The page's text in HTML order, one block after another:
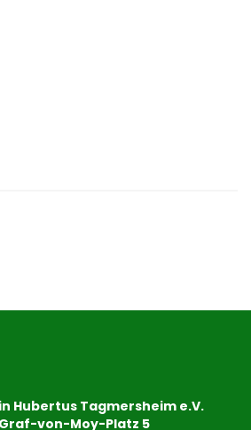
Hubertus Tagmersheim e.V.
von-Moy-Platz 5